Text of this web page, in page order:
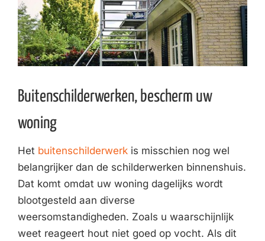
Buitenschilderwerken, bescherm uw
woning
Het buitenschilderwerk is misschien nog wel
belangrijker dan de schilderwerken binnenshuis.
Dat komt omdat uw woning dagelijks wordt
blootgesteld aan diverse
weersomstandigheden. Zoals u waarschijnlijk
weet reageert hout niet goed op vocht. Als dit